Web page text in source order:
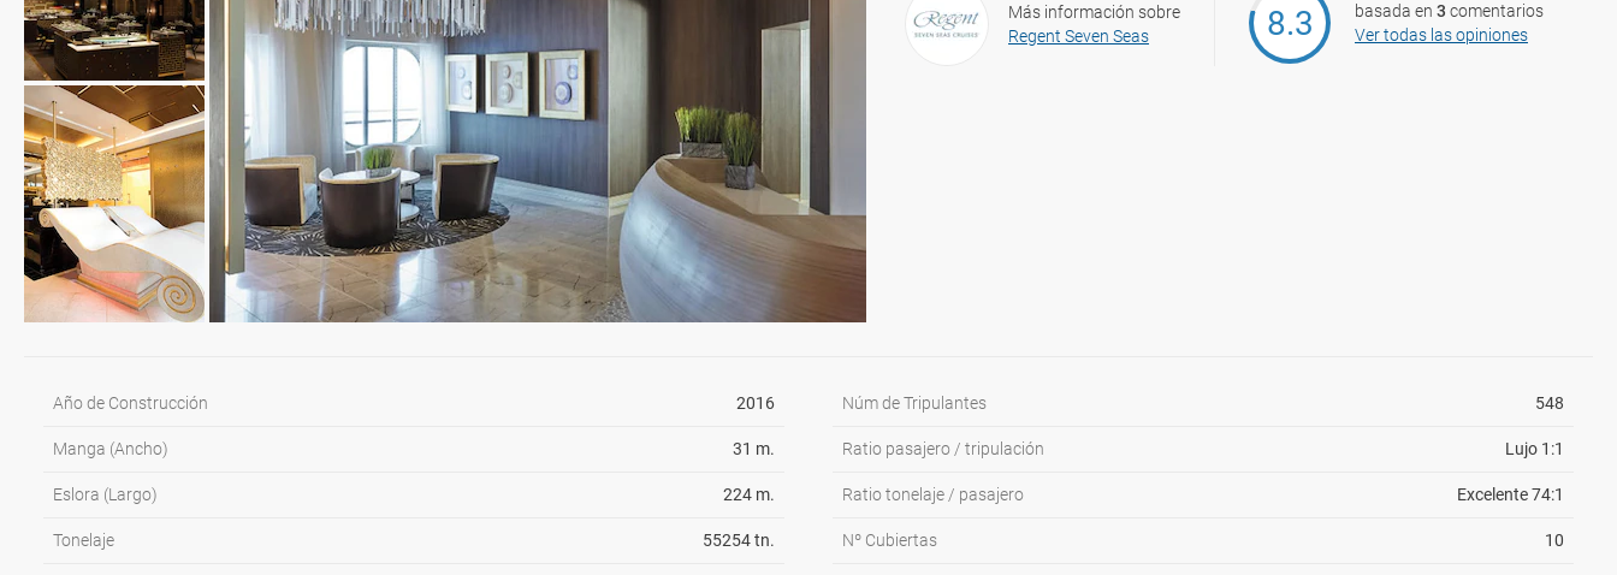
Más información sobre
Regent Seven Seas
8.3 basada en 3 comentarios
Ver todas las opiniones
Año de Construcción 2016
Manga (Ancho) 31 m.
Eslora (Largo) 224 m.
Tonelaje 55254 tn.
Núm de Tripulantes 548
Ratio pasajero / tripulación Lujo 1:1
Ratio tonelaje / pasajero Excelente 74:1
Nº Cubiertas 10